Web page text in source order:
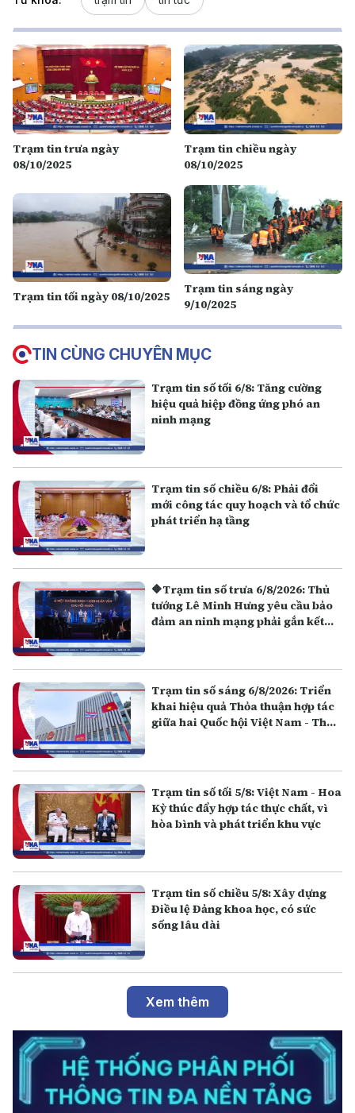
Trạm tin trưa ngày
08/10/2025
Trạm tin chiều ngày
08/10/2025
Trạm tin tối ngày 08/10/2025
Trạm tin sáng ngày
9/10/2025
TIN CÙNG CHUYÊN MỤC
Trạm tin số tối 6/8: Tăng cường
hiệu quả hiệp đồng ứng phó an
ninh mạng
Trạm tin số chiều 6/8: Phải đổi
mới công tác quy hoạch và tổ chức
phát triển hạ tầng
🔶Trạm tin số trưa 6/8/2026: Thủ
tướng Lê Minh Hưng yêu cầu bảo
đảm an ninh mạng phải gắn kết
Trạm tin số sáng 6/8/2026: Triển
khai hiệu quả Thỏa thuận hợp tác
giữa hai Quốc hội Việt Nam - Thái
Trạm tin số tối 5/8: Việt Nam - Hoa
Kỳ thúc đẩy hợp tác thực chất, vì
hòa bình và phát triển khu vực
Trạm tin số chiều 5/8: Xây dựng
Điều lệ Đảng khoa học, có sức
sống lâu dài
Xem thêm